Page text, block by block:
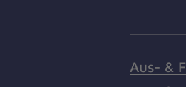
Aus- &